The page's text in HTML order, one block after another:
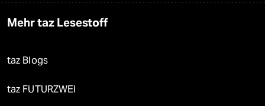
Mehr taz Lesestoff
taz Blogs
taz FUTURZWEI